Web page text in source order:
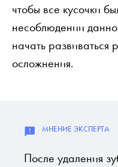
чтобы все кусочки
несоблюдении
начать развиваться
осложнения.
После удаления